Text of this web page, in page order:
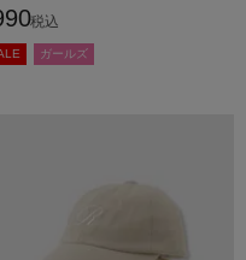
税込
ガールズ